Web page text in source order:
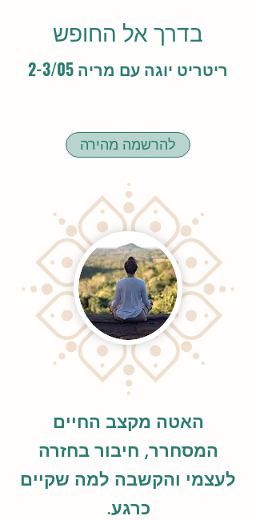
בדרך אל החופש
ריטריט יוגה עם מריה 2-3/05
להרשמה מהירה
האטה מקצב החיים
המסחרר, חיבור בחזרה
לעצמי והקשבה למה שקיים
כרגע.